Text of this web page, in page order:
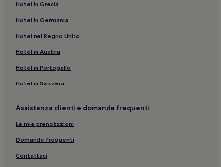
Hotel in Grecia
Hotel in Germania
Hotel nel Regno Unito
Hotel in Austria
Hotel in Portogallo
Hotel in Svizzera
Assistenza clienti e domande frequenti
Le mie prenotazioni
Domande frequenti
Contattaci